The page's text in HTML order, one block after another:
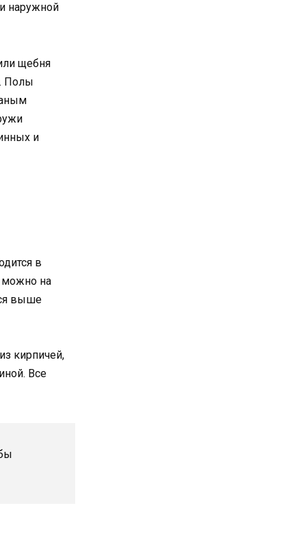
наружной
щебня
Полы
и
в
можно на
выше
кирпичей,
Все